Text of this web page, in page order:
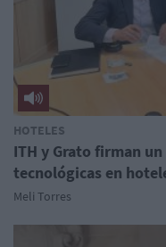
HOTELES
ITH y Grato firman
tecnológicas en
Meli Torres